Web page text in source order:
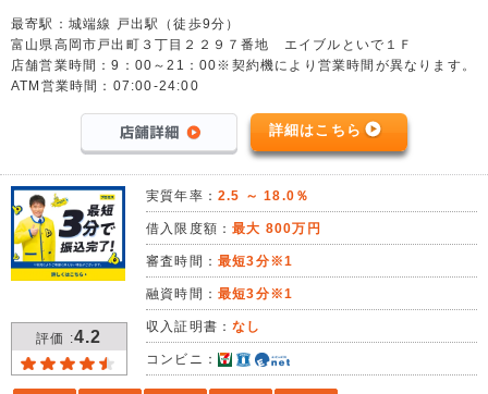
最寄駅：城端線 戸出駅（徒歩9分）
富山県高岡市戸出町３丁目２２９７番地 エイブルといで１Ｆ
店舗営業時間：9：00～21：00※契約機により営業時間が異なります。
ATM営業時間：07:00-24:00
詳細はこちら
評価 :4.2
実質年率： 2.5 ～ 18.0％
借入限度額：最大 800万円
審査時間： 最短3分※1
融資時間： 最短3分※1
収入証明書：なし
コンビニ：